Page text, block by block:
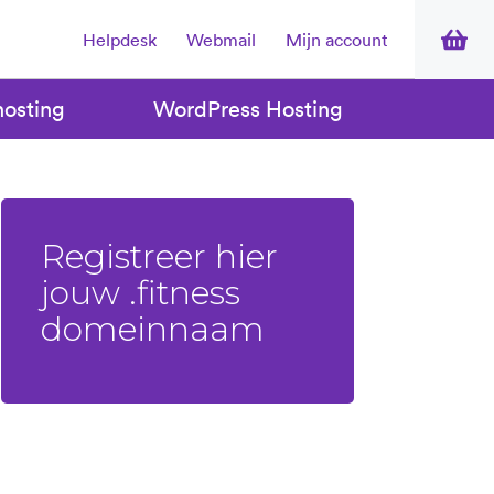
Helpdesk Webmail Mijn account
WordPress Hosting
Registreer hier
jouw .fitness
domeinnaam